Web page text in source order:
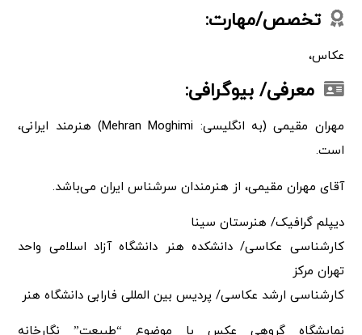
تخصص/مهارت:
عکاس،
معرفی/ بیوگرافی:
مهران مقیمی (به انگلیسی: Mehran Moghimi) هنرمند ایرانی،
است.
آقای مهران مقیمی، از هنرمندان سرشناس ایران می‌باشد.
دیپلم گرافیک/ هنرستان سینا
کارشناسی عکاسی/ دانشکده هنر دانشگاه آزاد اسلامی واحد
تهران مرکز
کارشناسی ارشد عکاسی/ پردیس بین المللی فارابی دانشگاه هنر